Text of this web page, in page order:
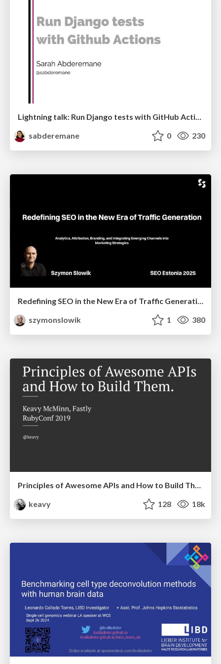
sabderemane
0 230
Redefining SEO in the New Era of Traffic Generation
szymonslowik
1 380
Principles of Awesome APIs and How to Build Them.
keavy
128 18k